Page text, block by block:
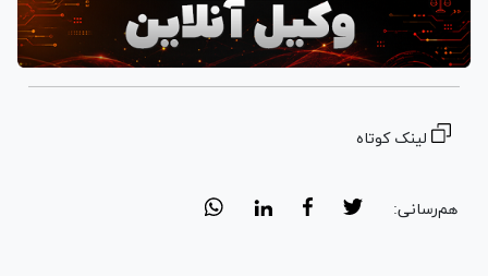
لینک کوتاه
هم‌رسانی: